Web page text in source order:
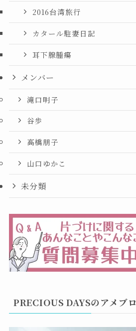
2016台湾旅行
カタール駐妻日記
耳下腺腫瘍
メンバー
滝口明子
谷歩
高橋朋子
山口ゆかこ
未分類
PRECIOUS DAYSのアメブロ